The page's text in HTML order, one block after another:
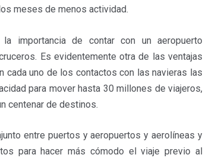
meses de menos actividad.
importancia de contar con un aeropuerto
Es evidentemente otra de las ventajas
cada uno de los contactos con las navieras las
para mover hasta 30 millones de viajeros,
centenar de destinos.
entre puertos y aeropuertos y aerolíneas y
para hacer más cómodo el viaje previo al